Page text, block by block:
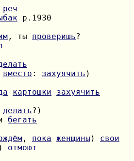
реч
р.1930
, ты проверишь
вместо : захуячить )
картошки
захуячить
делать
бегать
, пока женщины ) свои
) отмоют